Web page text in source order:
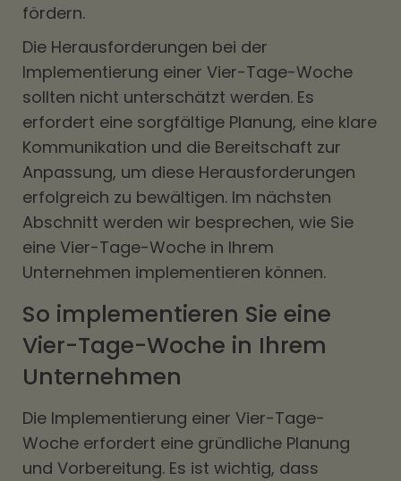
fördern.
Die Herausforderungen bei der
Implementierung einer Vier-Tage-Woche
sollten nicht unterschätzt werden. Es
erfordert eine sorgfältige Planung, eine klare
Kommunikation und die Bereitschaft zur
Anpassung, um diese Herausforderungen
erfolgreich zu bewältigen. Im nächsten
Abschnitt werden wir besprechen, wie Sie
eine Vier-Tage-Woche in Ihrem
Unternehmen implementieren können.
So implementieren Sie eine
Vier-Tage-Woche in Ihrem
Unternehmen
Die Implementierung einer Vier-Tage-
Woche erfordert eine gründliche Planung
und Vorbereitung. Es ist wichtig, dass